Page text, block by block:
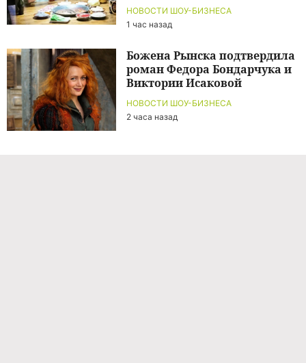
НОВОСТИ ШОУ-БИЗНЕСА
1 час назад
НОВОСТИ ШОУ-БИЗНЕСА
2 часа назад
Божена Рынска подтвердила
роман Федора Бондарчука и
Виктории Исаковой